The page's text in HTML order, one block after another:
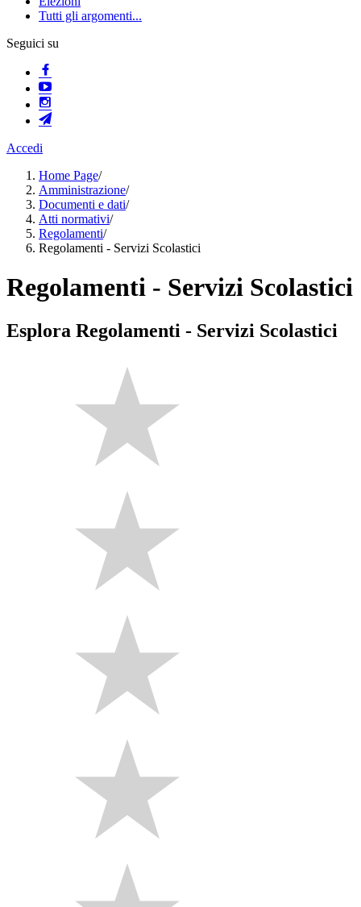
Tutti gli argomenti...
Seguici su
Accedi
Home Page/
Amministrazione/
Documenti e dati/
Atti normativi/
Regolamenti/
Regolamenti - Servizi Scolastici
Regolamenti - Servizi Scolastici
Esplora Regolamenti - Servizi Scolastici